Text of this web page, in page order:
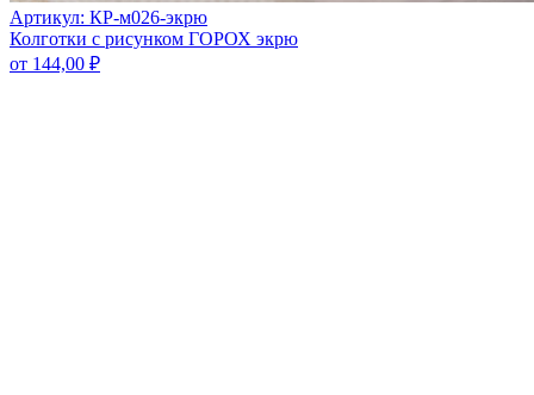
Артикул: КР-м026-экрю
Колготки с рисунком ГОРОХ экрю
от 144,00 ₽